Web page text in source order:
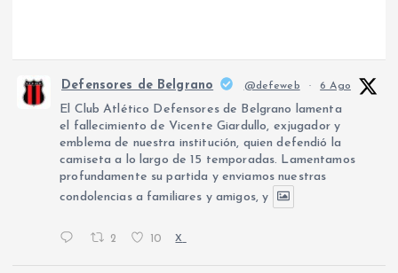
Defensores de Belgrano @defeweb · 6 Ago
El Club Atlético Defensores de Belgrano lamenta
el fallecimiento de Vicente Giardullo, exjugador y
emblema de nuestra institución, quien defendió la
camiseta a lo largo de 15 temporadas. Lamentamos
profundamente su partida y enviamos nuestras
condolencias a familiares y amigos, y
2 10 X